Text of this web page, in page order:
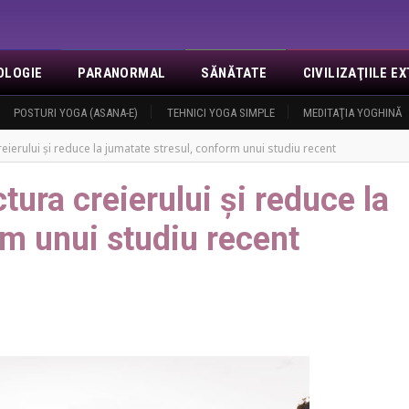
EVENIMENTE REVELAŢII MISA CONTACT LOGIN
POSTURI YOGA (ASANA-E) TEHNICI YOGA SIMPLE MEDITAŢIA YOGHINĂ
PARANORMAL SĂNĂTATE CIVILIZAŢIILE
și reduce la jumatate stresul, conform unui studiu recent
creierului și reduce la
unui studiu recent